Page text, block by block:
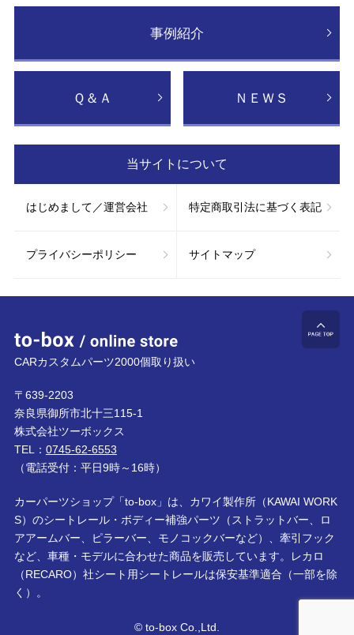
事例紹介
Ｑ＆Ａ ＮＥＷＳ
当サイトについて
はじめまして／運営会社 特定商取引法に基づく表記
プライバシーポリシー サイトマップ
to-box online store
CARカスタムパーツ2000個取り扱い
〒639-2203
奈良県御所市北十三115-1
株式会社ツーボックス
TEL： 0745-62-6553
（電話受付：平日9時～16時）
カーパーツショップ「to-box」は、カワイ製作所（KAWAI WORK
S）のシートレール・ボディー補強パーツ（ストラットバー、ロ
アアームバー、ピラーバー、モノコックバーなど）、牽引フック
など、車種・モデルに合わせた商品を販売しています。レカロ
（RECARO）社シート用シートレールは保安基準適合（一部を除
く）。
© to-box Co.,Ltd.